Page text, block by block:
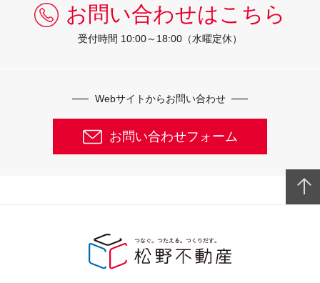
お問い合わせはこちら
受付時間 10:00～18:00（水曜定休）
Webサイトからお問い合わせ
お問い合わせフォーム